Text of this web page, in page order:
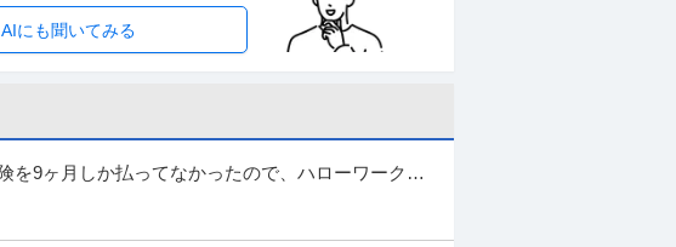
ー＞食品・飲料 ※会員属性などに応じ、当該求人をビズリー
【あの頃も今も愛され続けるために。私たち…続きを見る
補・測量助手」最新ドローン・3Dレーザースキャ
の強固なグループ基盤／京都・丸太町駅徒歩1分／完
業＞その他 ※会員属性などに応じ、当該求人をビズリーチ上
求人は、ひかり司法書士法人にて採用後、「…続きを見る
AIにも聞いてみる
を9ヶ月しか払ってなかったので、ハローワークで
ました。 しかし、別の人が対応してくれて聞いて